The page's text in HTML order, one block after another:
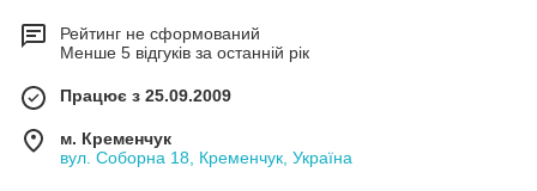
Рейтинг не сформований
Менше 5 відгуків за останній рік
Працює з 25.09.2009
м. Кременчук
вул. Соборна 18, Кременчук, Україна